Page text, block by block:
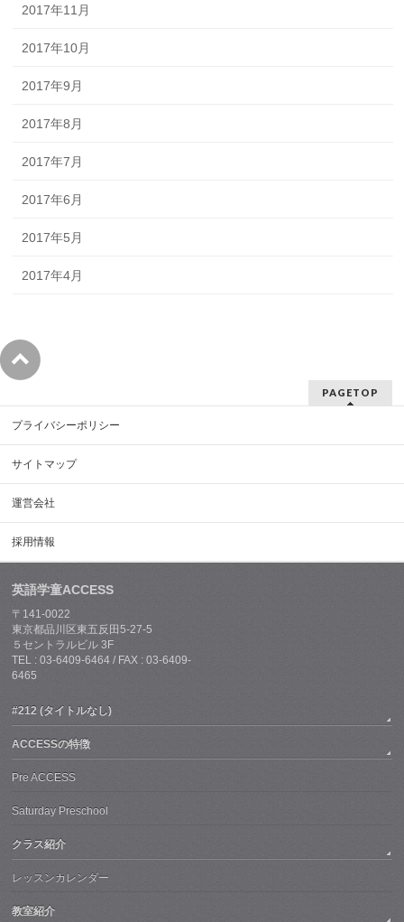
2017年11月
2017年10月
2017年9月
2017年8月
2017年7月
2017年6月
2017年5月
2017年4月
PAGETOP
プライバシーポリシー
サイトマップ
運営会社
採用情報
英語学童ACCESS
〒141-0022
東京都品川区東五反田5-27-5
５セントラルビル 3F
TEL : 03-6409-6464 / FAX : 03-6409-
6465
#212 (タイトルなし)
ACCESSの特徴
Pre ACCESS
Saturday Preschool
クラス紹介
レッスンカレンダー
教室紹介